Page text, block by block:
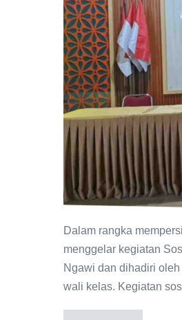
Siswa
Kelas
X
SMA
Negeri
1
Ngawi:
Persiapan
Menuju
Kelas
XI
Dalam rangka
menggelar kegiatan
Ngawi dan dihadiri
wali kelas. Kegiatan